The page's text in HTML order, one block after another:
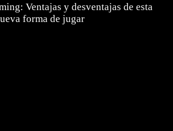
Ventajas y desventajas de esta
forma de jugar